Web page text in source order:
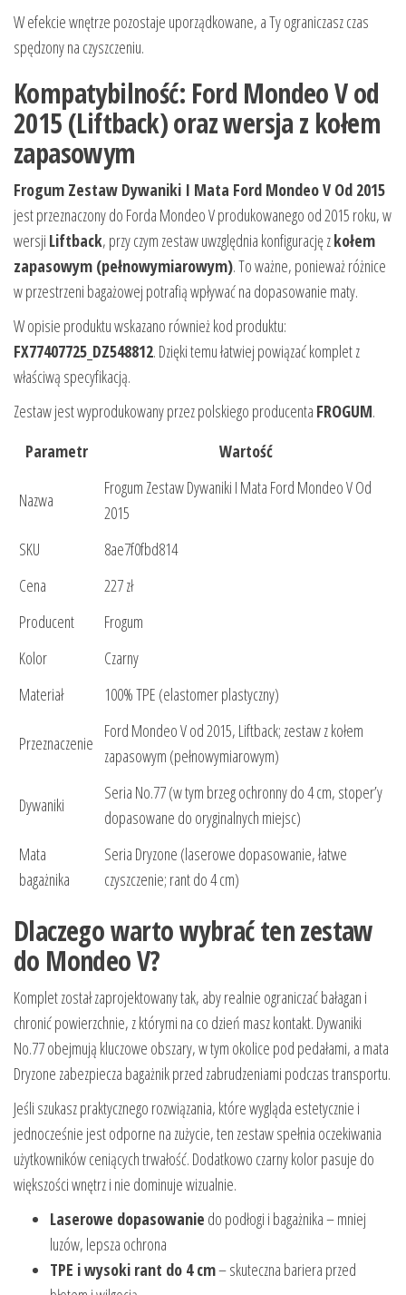
W efekcie wnętrze pozostaje uporządkowane, a Ty ograniczasz czas
spędzony na czyszczeniu.
Kompatybilność: Ford Mondeo V od
2015 (Liftback) oraz wersja z kołem
zapasowym
Frogum Zestaw Dywaniki I Mata Ford Mondeo V Od 2015
jest przeznaczony do Forda Mondeo V produkowanego od 2015 roku, w
wersji Liftback, przy czym zestaw uwzględnia konfigurację zkołem
zapasowym (pełnowymiarowym). To ważne, ponieważ różnice
w przestrzeni bagażowej potrafią wpływać na dopasowanie maty.
W opisie produktu wskazano również kod produktu:
FX77407725_DZ548812. Dzięki temu łatwiej powiązać komplet z
właściwą specyfikacją.
Zestaw jest wyprodukowany przez polskiego producenta FROGUM.
Parametr
Wartość
Nazwa
Frogum Zestaw Dywaniki I Mata Ford Mondeo V Od
2015
SKU
8ae7f0fbd814
Cena
227 zł
Producent
Frogum
Kolor
Czarny
Materiał
100% TPE (elastomer plastyczny)
Przeznaczenie
Ford Mondeo V od 2015, Liftback; zestaw z kołem
zapasowym (pełnowymiarowym)
Dywaniki
Seria No.77 (w tym brzeg ochronny do 4 cm, stoper’y
dopasowane do oryginalnych miejsc)
Mata
bagażnika
Seria Dryzone (laserowe dopasowanie, łatwe
czyszczenie; rant do 4 cm)
Dlaczego warto wybrać ten zestaw
do Mondeo V?
Komplet został zaprojektowany tak, aby realnie ograniczać bałagan i
chronić powierzchnie, z którymi na co dzień masz kontakt. Dywaniki
No.77 obejmują kluczowe obszary, w tym okolice pod pedałami, a mata
Dryzone zabezpiecza bagażnik przed zabrudzeniami podczas transportu.
Jeśli szukasz praktycznego rozwiązania, które wygląda estetycznie i
jednocześnie jest odporne na zużycie, ten zestaw spełnia oczekiwania
użytkowników ceniących trwałość. Dodatkowo czarny kolor pasuje do
większości wnętrz i nie dominuje wizualnie.
Laserowe dopasowanie do podłogi i bagażnika – mniej
luzów, lepsza ochrona
TPE i wysoki rant do 4 cm– skuteczna bariera przed